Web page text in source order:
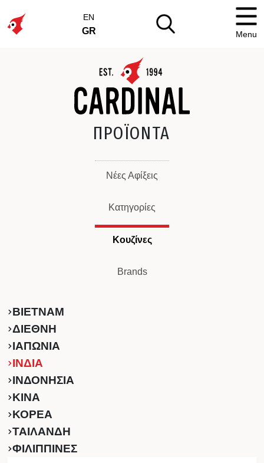
EN
GR Menu
ΠΡΟΪΟΝΤΑ
Νέες Αφίξεις
Κατηγορίες
Κουζίνες
Brands
ΒΙΕΤΝΑΜ
ΔΙΕΘΝΗ
ΙΑΠΩΝΙΑ
ΙΝΔΙΑ
ΙΝΔΟΝΗΣΙΑ
ΚINA
ΚΟΡΕΑ
ΤΑΙΛΑΝΔΗ
ΦΙΛΙΠΠΙΝΕΣ